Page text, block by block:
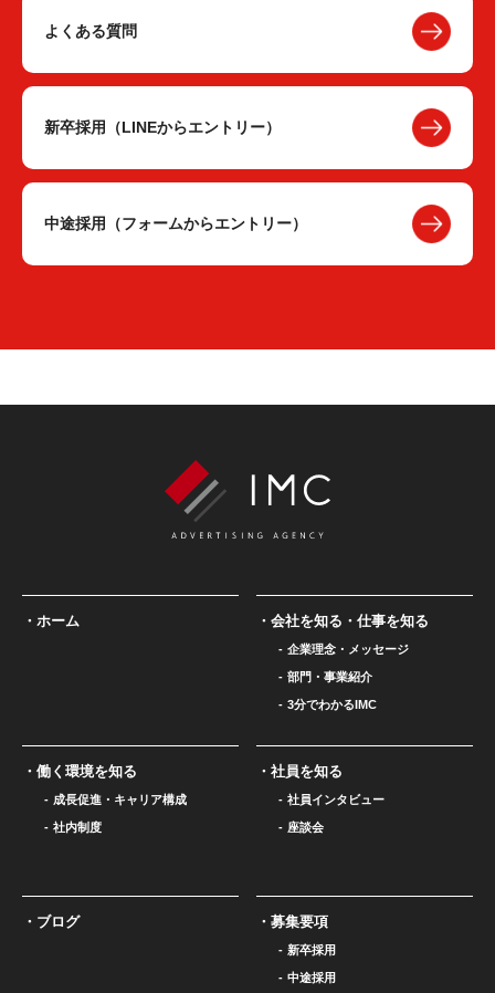
よくある質問
新卒採用（LINEからエントリー）
中途採用（フォームからエントリー）
ホーム 会社を知る・仕事を知る
企業理念・メッセージ
部門・事業紹介
3分でわかるIMC
働く環境を知る
成長促進・キャリア構成
社内制度
社員を知る
社員インタビュー
座談会
ブログ 募集要項
新卒採用
中途採用